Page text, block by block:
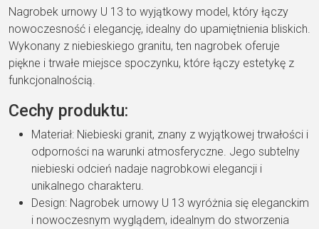
Nagrobek urnowy U 13 to wyjątkowy model, który łączy
nowoczesność i elegancję, idealny do upamiętnienia bliskich.
Wykonany z niebieskiego granitu, ten nagrobek oferuje
piękne i trwałe miejsce spoczynku, które łączy estetykę z
funkcjonalnością.
Cechy produktu:
Materiał: Niebieski granit, znany z wyjątkowej trwałości i
odporności na warunki atmosferyczne. Jego subtelny
niebieski odcień nadaje nagrobkowi elegancji i
unikalnego charakteru.
Design: Nagrobek urnowy U 13 wyróżnia się eleganckim
i nowoczesnym wyglądem, idealnym do stworzenia